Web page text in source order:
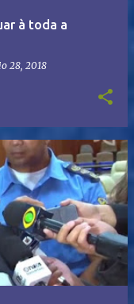
à toda a
28, 2018